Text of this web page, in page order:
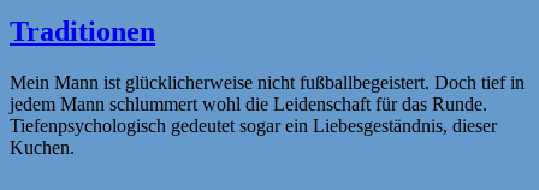
Traditionen
Mein Mann ist glücklicherweise nicht fußballbegeistert. Doch tief in
jedem Mann schlummert wohl die Leidenschaft für das Runde.
Tiefenpsychologisch gedeutet sogar ein Liebesgeständnis, dieser
Kuchen.